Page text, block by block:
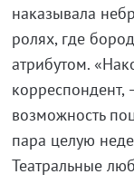
наказывала
ролях, где
атрибутом.
возможность
пара целую
Театральные